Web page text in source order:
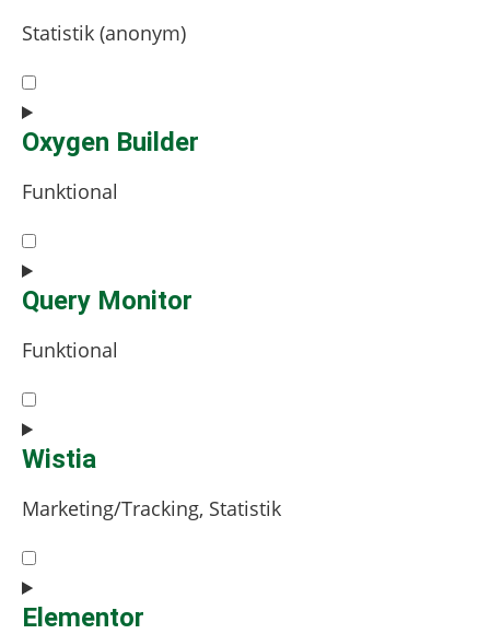
Statistik (anonym)
Consent
to
service
statistics
Oxygen Builder
Funktional
Consent
to
service
builder
Query Monitor
Funktional
Consent
to
service
monitor
Wistia
Marketing/Tracking, Statistik
Consent
to
service
Elementor